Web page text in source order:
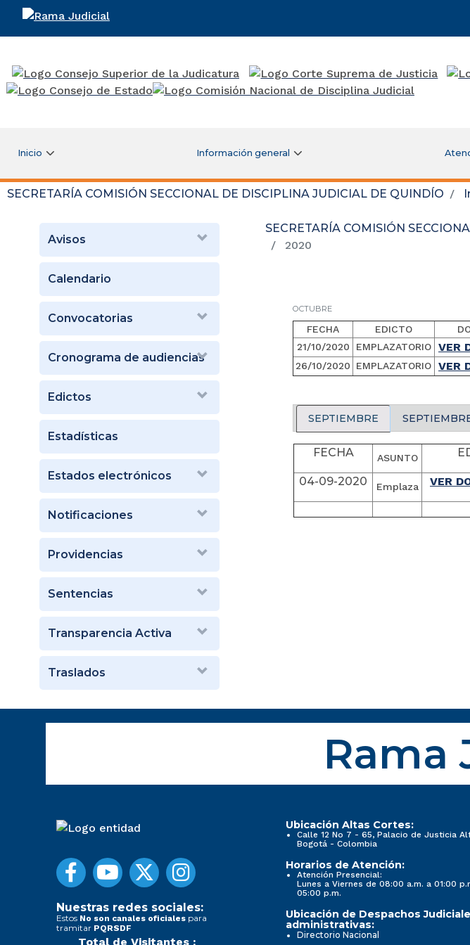
Rama Judicial
Inicio Información general
SECRETARÍA COMISIÓN SECCIONAL DE DISCIPLINA JUDICIAL DE QUINDÍO
Avisos
Calendario
Convocatorias
Cronograma de audiencias
Edictos
Estadísticas
Estados electrónicos
Notificaciones
Providencias
Sentencias
Transparencia Activa
Traslados
SECRETARÍA COMISIÓN
2020
OCTUBRE
FECHA EDICTO
21/10/2020
EMPLAZATORIO VER
26/10/2020 EMPLAZATORIO VER
SEPTIEMBRE
FECHA ASUNTO
04-09-2020 Emplaza VER
Rama
Nuestras redes sociales:
Estos No son canales oficiales para
tramitar PQRSDF
Total de Visitantes :
Ubicación Altas Cortes:
Calle 12 No 7 - 65, Palacio de Justicia
Bogotá - Colombia
Horarios de Atención:
Atención Presencial:
Lunes a Viernes de 08:00 a.m. a 01:00
05:00 p.m.
Ubicación de Despachos
administrativas:
Directorio Nacional